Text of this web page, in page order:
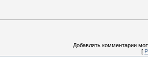
Добавлять комментарии
[